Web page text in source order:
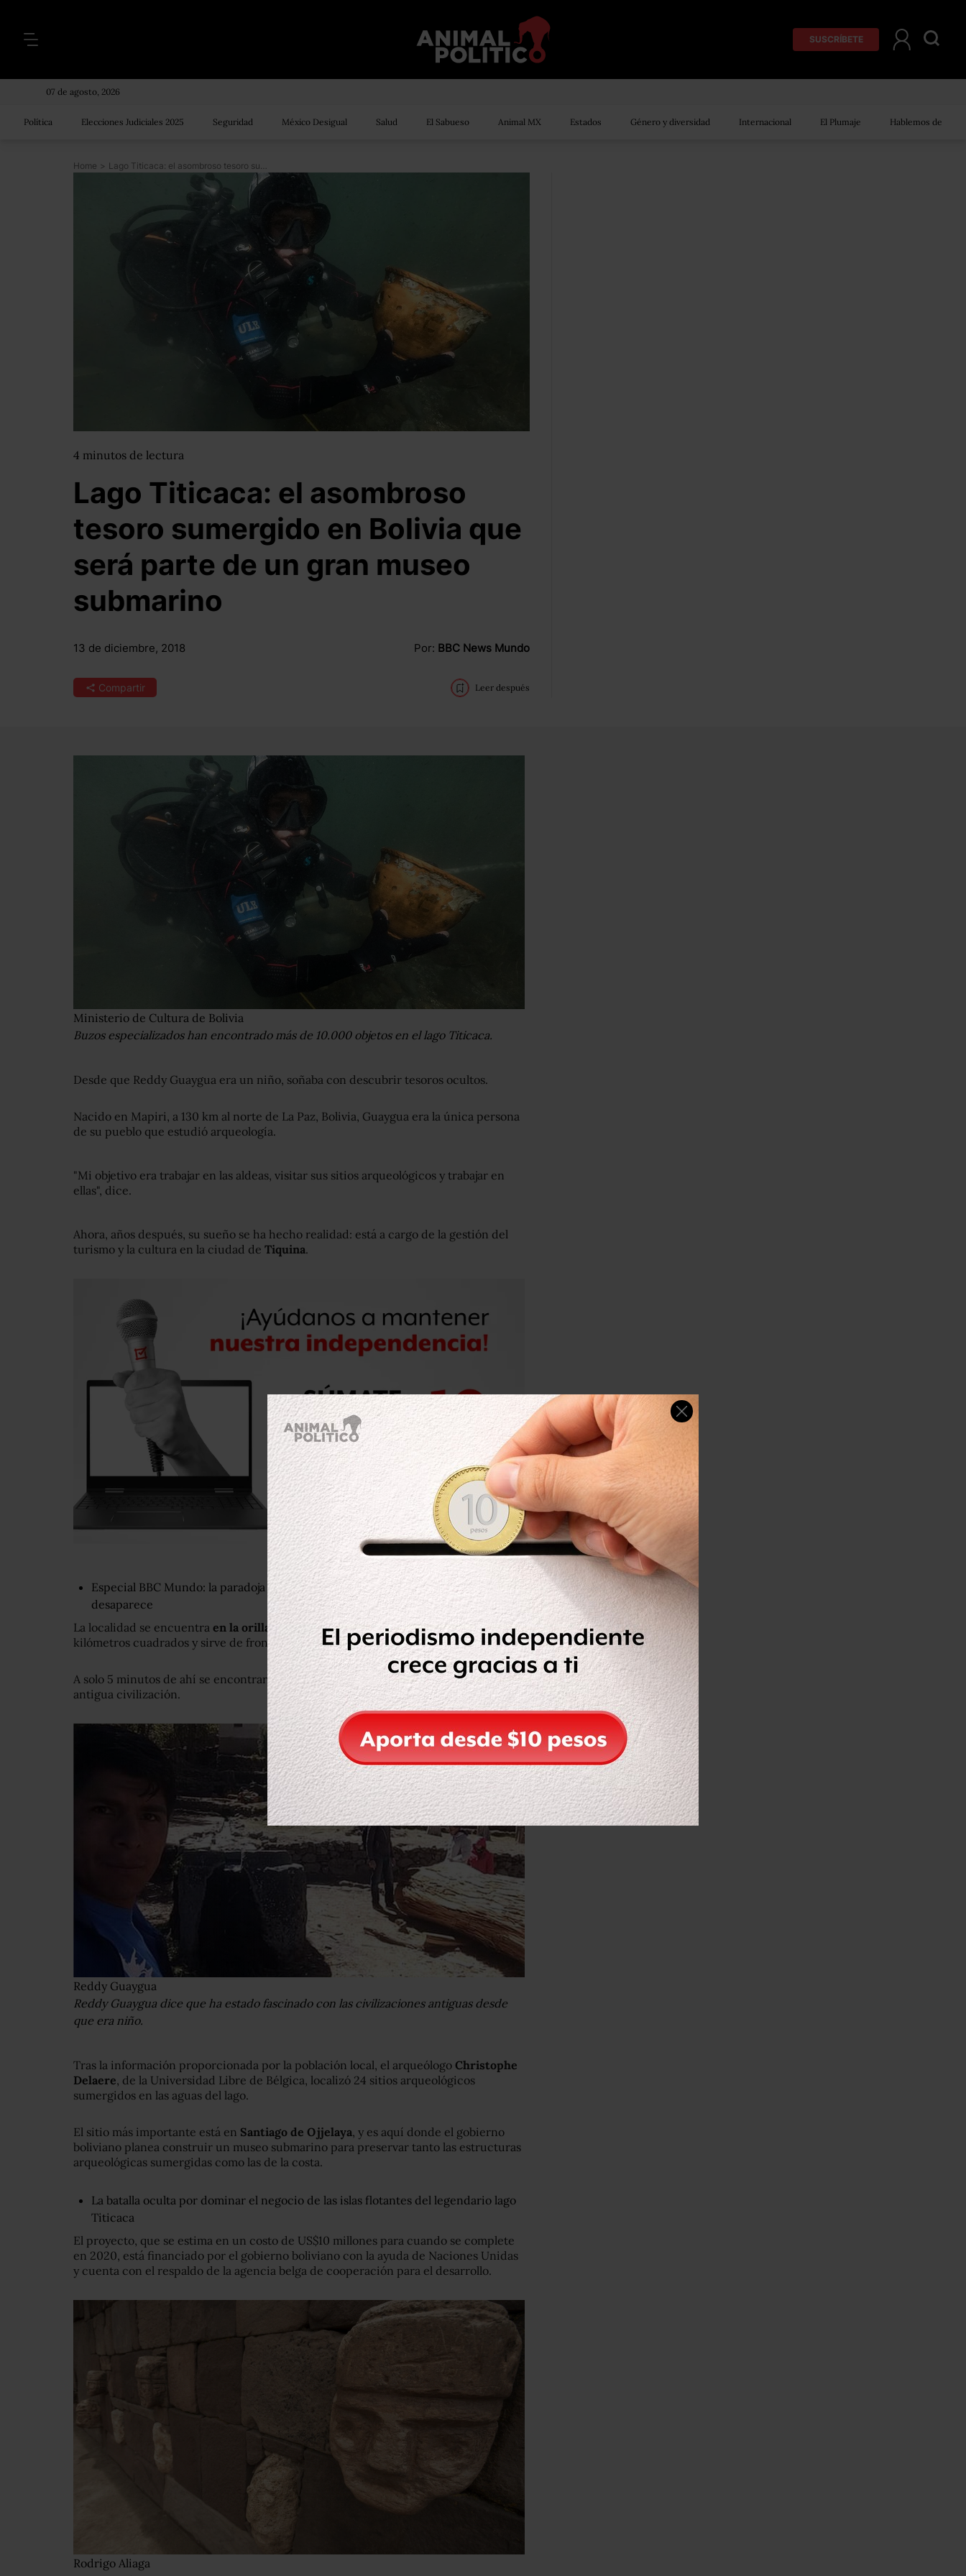
SUSCRÍBETE
07 de agosto, 2026
Política Elecciones Judiciales 2025 Seguridad México Desigual Salud El Sabueso Animal MX Estados Género y diversidad Internacional El Plumaje Hablemos de
Home > Lago Titicaca: el asombroso tesoro sumergido en Bolivia que será parte de un gran museo submarino
4 minutos de lectura
Lago Titicaca: el asombroso
tesoro sumergido en Bolivia que
será parte de un gran museo
submarino
13 de diciembre, 2018 Por: BBC News Mundo
Compartir Leer después
Ministerio de Cultura de Bolivia
Buzos especializados han encontrado más de 10.000 objetos en el lago Titicaca.
Desde que Reddy Guaygua era un niño, soñaba con descubrir tesoros ocultos.
Nacido en Mapiri, a 130 km al norte de La Paz, Bolivia, Guaygua era la única persona
de su pueblo que estudió arqueología.
"Mi objetivo era trabajar en las aldeas, visitar sus sitios arqueológicos y trabajar en
ellas", dice.
Ahora, años después, su sueño se ha hecho realidad: está a cargo de la gestión del
turismo y la cultura en la ciudad de Tiquina.
Especial BBC Mundo: la paradoja del Poopó, el lago de Bolivia que aparece y
desaparece
La localidad se encuentra en la orilla del lago Titicaca, que cubre más de 8.500
kilómetros cuadrados y sirve de frontera natural entre Perú y Bolivia.
A solo 5 minutos de ahí se encontraron hace 10 años los restos sumergidos de una
antigua civilización.
Reddy Guaygua
Reddy Guaygua dice que ha estado fascinado con las civilizaciones antiguas desde
que era niño.
Tras la información proporcionada por la población local, el arqueólogo Christophe
Delaere, de la Universidad Libre de Bélgica, localizó 24 sitios arqueológicos
sumergidos en las aguas del lago.
El sitio más importante está en Santiago de Ojjelaya, y es aquí donde el gobierno
boliviano planea construir un museo submarino para preservar tanto las estructuras
arqueológicas sumergidas como las de la costa.
La batalla oculta por dominar el negocio de las islas flotantes del legendario lago
Titicaca
El proyecto, que se estima en un costo de US$10 millones para cuando se complete
en 2020, está financiado por el gobierno boliviano con la ayuda de Naciones Unidas
y cuenta con el respaldo de la agencia belga de cooperación para el desarrollo.
Rodrigo Aliaga